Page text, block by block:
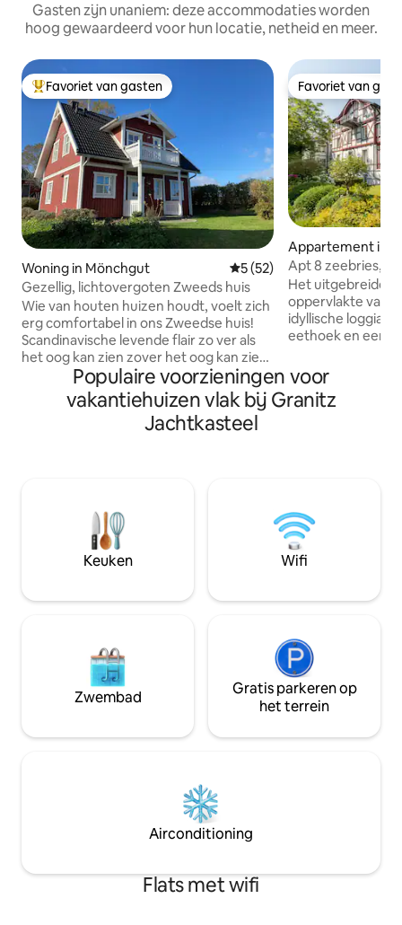
Gasten zijn unaniem: deze accommodaties worden
hoog gewaardeerd voor hun locatie, netheid en meer.
Topfavoriet van gasten
Favoriet van gasten
Woning in Mönchgut Gemiddelde beoordeling
5 (52)
Gezellig, lichtovergoten Zweeds huis
Wie van houten huizen houdt, voelt zich
erg comfortabel in ons Zweedse huis!
Scandinavische levende flair zo ver als
het oog kan zien zover het oog kan zien.
De Havinghus Uppe biedt ongeveer 100
vierkante meter ruimte voor 6 personen
en heeft een ruime woon-/eetkamer
met open haard, 3 slaapkamers, een
het midden van een uniek natuurlijk
landschap na een volledige dag van
Favoriet van
Favoriet van
Appartement in
Apt 8 zeebries,
strandstoel
Het uitgebreide
oppervlakte van
idyllische loggia
eethoek en een
eerste zeelijn.
flatscreen-tv,
wifi, slaapbank,
gastentoilet,
Populaire voorzieningen voor
vakantiehuizen vlak bij Granitz
Jachtkasteel
Keuken Wifi
Zwembad
Gratis parkeren op
het terrein
Airconditioning
Flats met wifi